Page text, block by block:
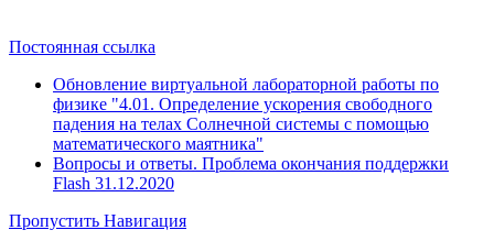
Постоянная ссылка
Обновление виртуальной лабораторной работы по
физике "4.01. Определение ускорения свободного
падения на телах Солнечной системы с помощью
математического маятника"
Вопросы и ответы. Проблема окончания поддержки
Flash 31.12.2020
Пропустить Навигация